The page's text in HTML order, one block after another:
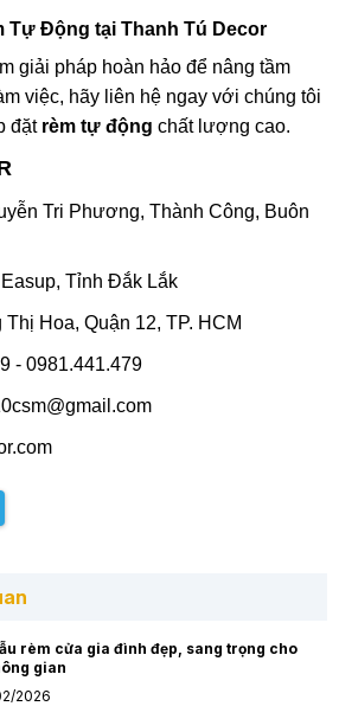
Tự Động tại Thanh Tú Decor
giải pháp hoàn hảo để nâng tầm
việc, hãy liên hệ ngay với chúng tôi
đặt rèm tự động chất lượng cao.
Tri Phương, Thành Công, Buôn
Tỉnh Đắk Lắk
Hoa, Quận 12, TP. HCM
- 0981.441.479
rèm cửa gia đình đẹp, sang trọng cho
gian
2026